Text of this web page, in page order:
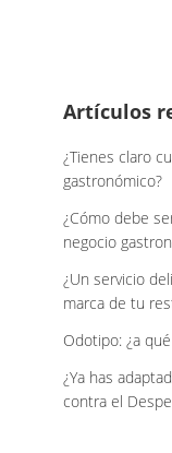
Footer
Artículos
¿Tienes claro
gastronómico?
¿Cómo debe
negocio
¿Un servicio
marca de tu
Odotipo: ¿a
¿Ya has
contra el